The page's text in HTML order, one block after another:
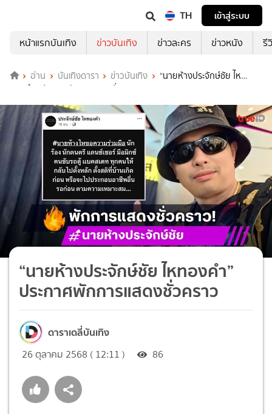
TH
เข้าสู่ระบบ
หน้าแรกบันเทิง
ข่าวบันเทิง ข่าวละคร ข่าวหนัง รี
อ่าน บันเทิงดารา ข่าวบันเทิง
“นายห้างประจักษ์ชัย ไห
ทองคำ” ประกาศพักการแสดงชั่วคราว
“นายห้างประจักษ์ชัย ไหทองคำ”
ประกาศพักการแสดงชั่วคราว
ดาราเดลี่บันเทิง
26 ตุลาคม 2568 ( 12:11 ) 86